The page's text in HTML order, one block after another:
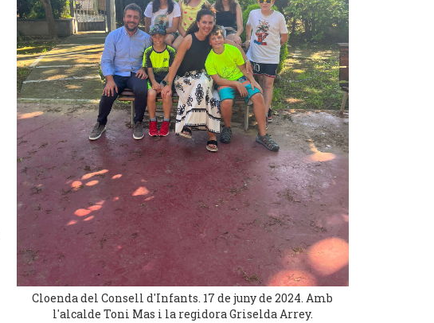
Cloenda del Consell d'Infants. 17 de juny de 2024. Amb
l'alcalde Toni Mas i la regidora Griselda Arrey.